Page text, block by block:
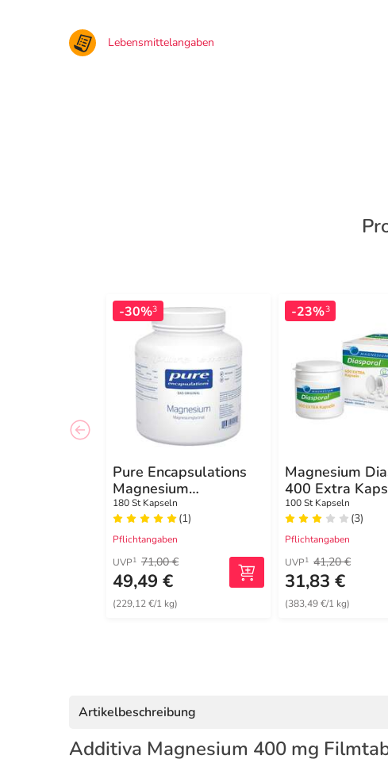
Lebensmittelangaben
-30%3
Pure Encapsulations
Magnesium
Magnesiumglycinat
Kapseln
180 St Kapseln
(1)
Pflichtangaben
UVP1 71,00 €
49,49 €
(229,12 €/1 kg)
-23%3
Magnesium
400 Extra
100 St Kapseln
(3)
Pflichtangaben
UVP1 41,20 €
31,83 €
(383,49 €/1 kg)
Artikelbeschreibung
Additiva Magnesium 400 mg